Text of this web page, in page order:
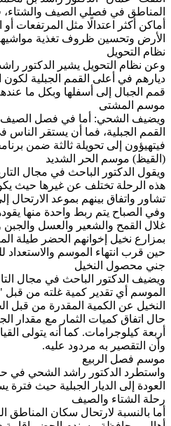
المناطق في فصلي الصيف والشتاء،
أماكن أكثر اعتدالًا مثل المرتفعات
الأرض وتحسين ظروف تغذية
نظام التحويل
وعن نظام التحويل يشير الدكتور
ديارهم في أعلى القمم الجبلية
قمم الجبال إلى أسفلها وبكل ما
موسم المشتى
ويضيف الشحي: أما في فصل الصيف
القمم الجبلية، فما أن يستقر
فيتهيؤون إلى تحويلة ثالثة ضمن
(القيظ) موسم الحر الشديد
ويقول الدكتور الباحث في مجال
هذه الرحلة تختلف عن غيرها حيث
تشاور واتفاق بينهم بموعد
وفي الصباح يتم ربط واحدة منها
غلال القمح والشعير والعسل
بمزارع نخيل إخوانهم الحضر طيلة
حين قرب انتهاء الموسم والاستعداد
جني محصول النخيل
ويضيف الدكتور الباحث في مجال
الموسم أي تقدير كمية غلته من
النخيل عن الكمية المقدرة من
حال اتفاق كميات الثمار مع مقدار
أربعة كيلوجرامات. كما أنه يتولى
وأن التقصير به مردود عليه.
موسم فصل الربيع
واستطرد الدكتور راشد الشحي في
العودة إلى الديار الجبلية حيث
رحلة الشتاء والصيف
أما بالنسبة لارتحال سكان